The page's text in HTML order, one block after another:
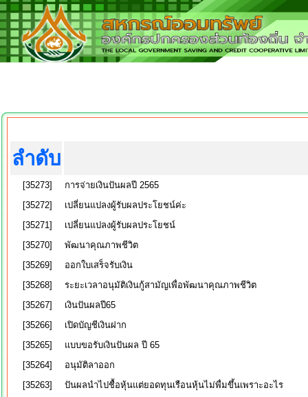
ลำดับ
[35273]
การจ่ายเงินปันผลปี 2565
[35272]
เปลี่ยนแปลงผู้รับผลประโยชน์ค่ะ
[35271]
เปลี่ยนแปลงผู้รับผลประโยชน์
[35270]
พัฒนาคุณภาพชีวิต
[35269]
ออกใบเสร็จรับเงิน
[35268]
ระยะเวลาอนุมัติเงินกู้สามัญเพื่อพัฒนาคุณภาพชีวิต
[35267]
เงินปันผลปี65
[35266]
เปิดบัญชีเงินฝาก
[35265]
แบบขอรับเงินปันผล ปี 65
[35264]
อนุมัติลาออก
[35263]
ปันผลนำไปชื้อหุ้นแต่ยอดทุนเรือนหุ้นไม่พื่มขึ้นเพราะอะไร